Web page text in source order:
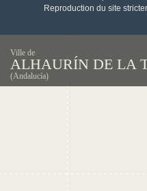
Reproduction du site
Ville de
ALHAURÍN DE LA
(Andalucía)